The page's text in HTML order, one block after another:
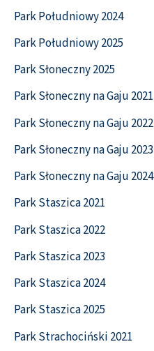
Park Południowy 2024
Park Południowy 2025
Park Słoneczny 2025
Park Słoneczny na Gaju 2021
Park Słoneczny na Gaju 2022
Park Słoneczny na Gaju 2023
Park Słoneczny na Gaju 2024
Park Staszica 2021
Park Staszica 2022
Park Staszica 2023
Park Staszica 2024
Park Staszica 2025
Park Strachociński 2021